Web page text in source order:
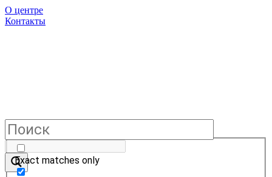
О центре
Контакты
Exact matches only